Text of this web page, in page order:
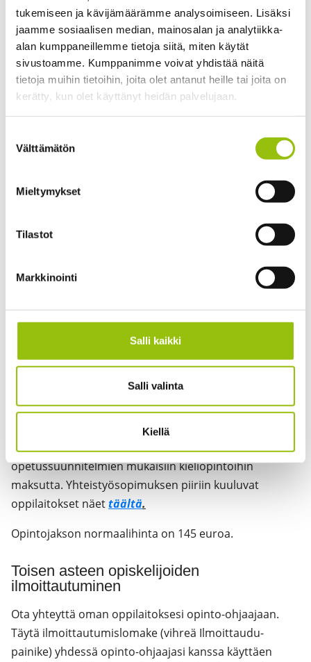
tukemiseen ja kävijämäärämme analysoimiseen. Lisäksi
jaamme sosiaalisen median, mainosalan ja analytiikka-
alan kumppaneillemme tietoja siitä, miten käytät
sivustoamme. Kumppanimme voivat yhdistää näitä
tietoja muihin tietoihin, joita olet antanut heille tai joita on
kerätty, kun olet käyttänyt heidän palvelujaan.
Cookiebot >
valinta
Välttämätön
Mieltymykset
Tilastot
Markkinointi
Salli kaikki
Salli valinta
Kiellä
Lisäksi muuta kirjallisuutta ja materiaalia
opetusohjelmassa tarkennettavalla tavalla.
KTKP011 2 op, osallistuminen opetukseen:
Oppimistehtävä yksilö- tai parivastauksena.
ryhmänohjaus ja itsenäistä työskentelyä. Suoritukset
Toisen asteen yhteistyö
Yhteistyösopimuksen piiriin kuuluvien Tampereen
seudun toisen asteen oppilaitosten opiskelijat voivat
hakea oman oppilaitoksensa kautta oikeutta osallistua
Tampereen kesäyliopiston järjestämiin avoimiin
yliopisto-opintoihin ja korkeakoulujen
opetussuunnitelmien mukaisiin kieliopintoihin
maksutta. Yhteistyösopimuksen piiriin kuuluvat
oppilaitokset näettäältä.
Opintojakson normaalihinta on 145 euroa.
Toisen asteen opiskelijoiden
ilmoittautuminen
Ota yhteyttä oman oppilaitoksesi opinto-ohjaajaan.
Täytä ilmoittautumislomake (vihreä Ilmoittaudu-
painike) yhdessä opinto-ohjaajasi kanssa käyttäen